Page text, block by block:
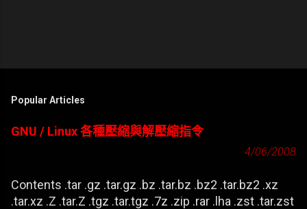
Popular Articles
GNU / Linux 各種壓縮與解壓縮指令
4/06/2008
Contents .tar .gz .tar.gz .bz .tar.bz .bz2 .tar.bz2 .xz
.tar.xz .Z .tar.Z .tgz .tar.tgz .7z .zip .rar .lha .zst .tar.zst